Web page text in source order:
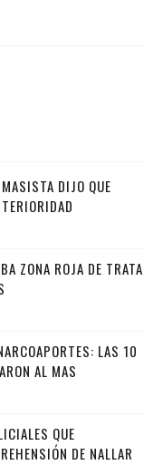
DIJO QUE
ZONA ROJA DE TRATA
LAS 10
AL MAS
QUE
DE NALLAR